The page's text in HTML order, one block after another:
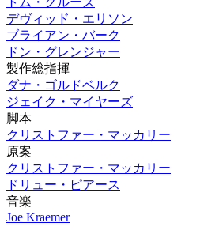
デヴィッド・エリソン
ブライアン・バーク
ドン・グレンジャー
製作総指揮
ダナ・ゴルドベルク
ジェイク・マイヤーズ
脚本
クリストファー・マッカリー
原案
クリストファー・マッカリー
ドリュー・ピアース
音楽
Joe Kraemer